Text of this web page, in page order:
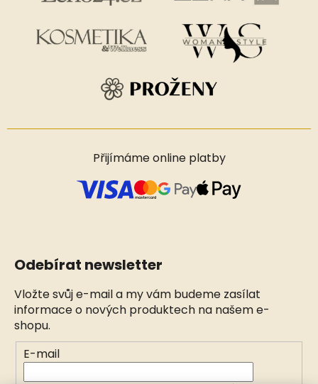
Přijímáme online platby
Odebírat newsletter
Vložte svůj e-mail a my vám budeme zasílat
informace o nových produktech na našem e-
shopu.
E-mail